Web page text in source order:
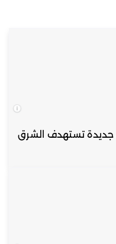
جديدة تستهدف الشرق